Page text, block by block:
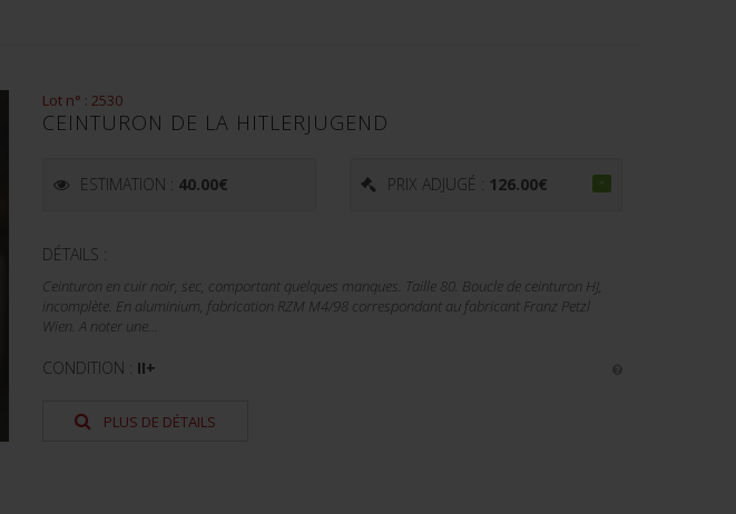
Lot n° : 2530
CEINTURON DE LA HITLERJUGEND
ESTIMATION : 40.00€ PRIX ADJUGÉ : 126.00€
DÉTAILS :
Ceinturon en cuir noir, sec, comportant quelques manques. Taille 80. Boucle de ceinturon HJ,
incomplète. En aluminium, fabrication RZM M4/98 correspondant au fabricant Franz Petzl
Wien. A noter une...
CONDITION : II+
PLUS DE DÉTAILS